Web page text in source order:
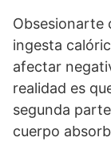
Obsesionarte
ingesta
afectar
realidad es
segunda
cuerpo